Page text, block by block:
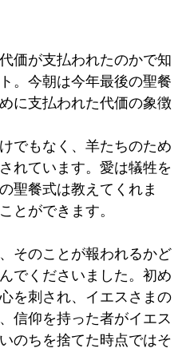
価が支払われたのかで知
。今朝は今年最後の聖餐
に支払われた代価の象徴
でもなく、羊たちのため
れています。愛は犠牲を
聖餐式は教えてくれま
とができます。
そのことが報われるかど
でくださいました。初め
を刺され、イエスさまの
信仰を持った者がイエス
のちを捨てた時点ではそ